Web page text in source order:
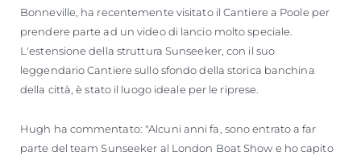
Bonneville, ha recentemente visitato il Cantiere a Poole per
prendere parte ad un video di lancio molto speciale.
L'estensione della struttura Sunseeker, con il suo
leggendario Cantiere sullo sfondo della storica banchina
della città, è stato il luogo ideale per le riprese.
Hugh ha commentato: "Alcuni anni fa, sono entrato a far
parte del team Sunseeker al London Boat Show e ho capito